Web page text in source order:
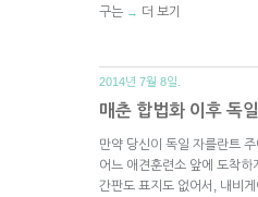
구는 → 더 보기
2014년 7월 8일.
매춘 합법화 이후 독
만약 당신이 독일 자를란트
어느 애견훈련소 앞에 도착하
간판도 표지도 없어서, 내비